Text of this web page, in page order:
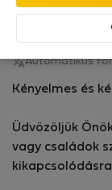
Aaditya
Automatikus
Kényelmes és
Üdvözöljük
vagy családok